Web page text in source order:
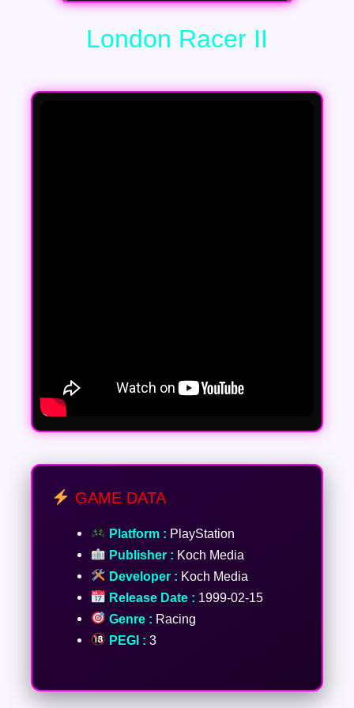
London Racer II
GAME DATA
Platform : PlayStation
Publisher : Koch Media
Developer : Koch Media
Release Date : 1999-02-15
Genre : Racing
PEGI : 3